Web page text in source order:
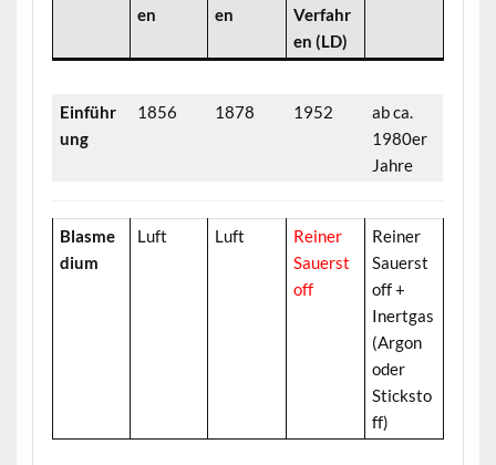
en
en
Verfahr
en (LD)
Einführ
ung
1856 1878 1952
ab ca.
1980er
Jahre
Blasme
dium
Luft Luft
Reiner
Sauerst
off
Reiner
Sauerst
off +
Inertgas
(Argon
oder
Sticksto
ff)